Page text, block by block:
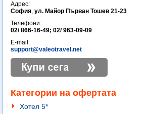
Адрес:
София, ул. Майор Първан Тошев 21-23
Телефони:
02/ 866-16-49; 02/ 963-09-09
E-mail:
support@valeotravel.net
Категории на офертата
Хотел 5*